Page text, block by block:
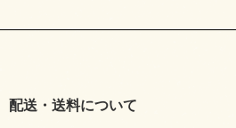
配送・送料について